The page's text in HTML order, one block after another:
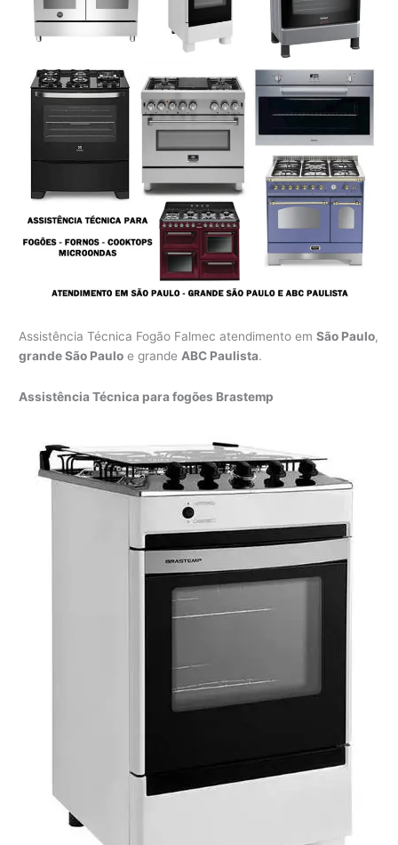
Assistência Técnica Fogão Falmec atendimento emSão Paulo,
grande São Paulo e grandeABC Paulista.
Assistência Técnica para fogões Brastemp